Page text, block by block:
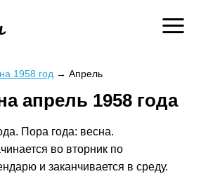
1958 год → Апрель
апрель 1958 года
Пора года: весна.
во вторник по
и заканчивается в среду.